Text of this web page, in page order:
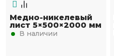
Медно-никелевый
лист 5×500×2000 мм
В наличии